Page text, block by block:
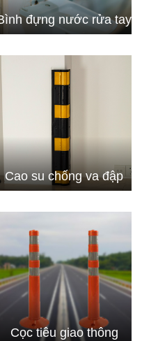
đựng nước rửa tay
Cao su chống va đập
Cọc tiêu giao thông